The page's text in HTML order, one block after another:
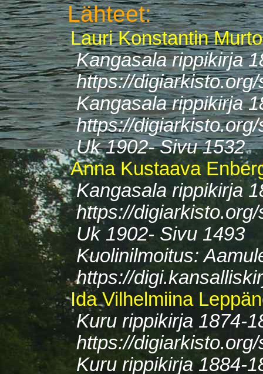
Lähteet:
Lauri Konstantin
Kangasala rippikirja
https://
Kangasala rippikirja
https://
Uk 1902- Sivu 1532
Anna Kustaava
Kangasala rippikirja
https://
Uk 1902- Sivu 1493
Kuolinilmoitus:
https://
Ida Vilhelmiina
Kuru rippikirja 1874-
https://
Kuru rippikirja 1884-